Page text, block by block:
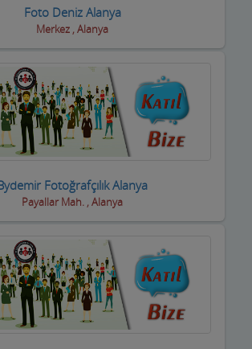
Hizmetleri
Şekerleme Ürünleri
Sanayi
Foto Deniz Alanya
Merkez , Alanya
Fotoğrafçılık Alanya
Payallar Mah. , Alanya